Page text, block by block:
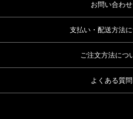
お問い合わせ
支払い・配送方法
ご注文方法につ
よくある質問